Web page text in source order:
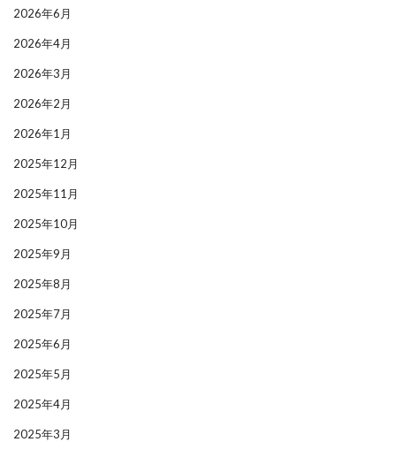
2026年6月
2026年4月
2026年3月
2026年2月
2026年1月
2025年12月
2025年11月
2025年10月
2025年9月
2025年8月
2025年7月
2025年6月
2025年5月
2025年4月
2025年3月